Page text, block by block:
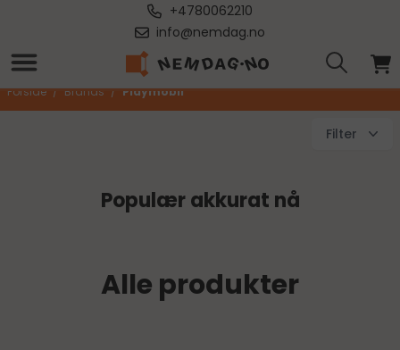
+4780062210
info@nemdag.no
Playmobil
Forside / Brands / Playmobil
Filter
Populær akkurat nå
Alle produkter